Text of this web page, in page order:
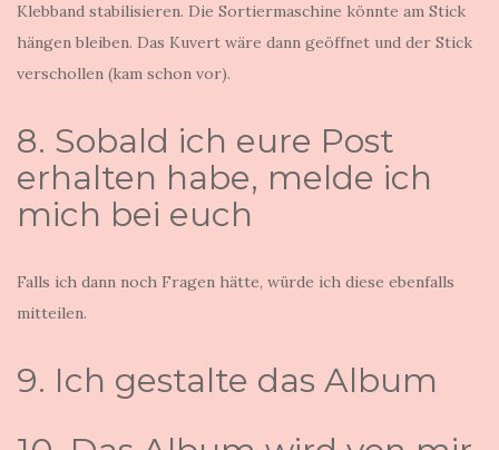
Klebband stabilisieren. Die Sortiermaschine könnte am Stick
hängen bleiben. Das Kuvert wäre dann geöffnet und der Stick
verschollen (kam schon vor).
8. Sobald ich eure Post
erhalten habe, melde ich
mich bei euch
Falls ich dann noch Fragen hätte, würde ich diese ebenfalls
mitteilen.
9. Ich gestalte das Album